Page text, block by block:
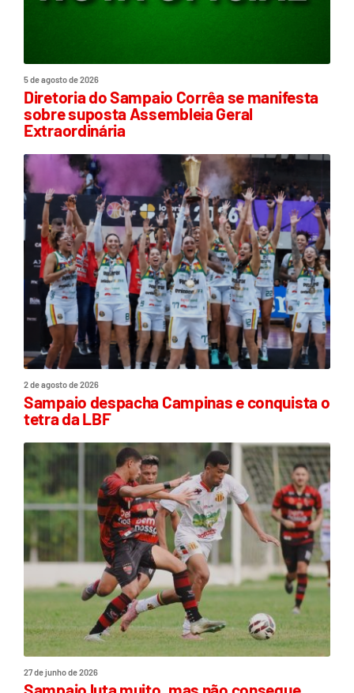
5 de agosto de 2026
Diretoria do Sampaio Corrêa se manifesta
sobre suposta Assembleia Geral
Extraordinária
2 de agosto de 2026
Sampaio despacha Campinas e conquista o
tetra da LBF
27 de junho de 2026